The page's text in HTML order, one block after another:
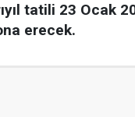
tatili 23 Ocak
erecek.